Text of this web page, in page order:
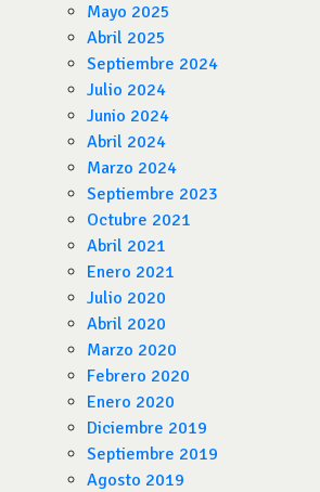
Mayo 2025
Abril 2025
Septiembre 2024
Julio 2024
Junio 2024
Abril 2024
Marzo 2024
Septiembre 2023
Octubre 2021
Abril 2021
Enero 2021
Julio 2020
Abril 2020
Marzo 2020
Febrero 2020
Enero 2020
Diciembre 2019
Septiembre 2019
Agosto 2019